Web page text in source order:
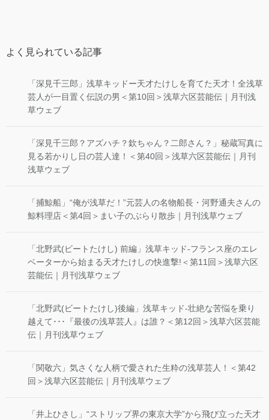
よく見られている記事
「深見千三郎」浅草キッドー天才たけしを育てた天才！全浅草
芸人が一目置く伝説の男＜第10回＞浅草六区芸能伝｜月刊浅
草ウェブ
「深見千三郎？アズハチ？欽ちゃん？二郎さん？」秘蔵写真に
見る若かりし日の芸人達！＜第40回＞浅草六区芸能伝｜月刊
浅草ウェブ
「捕鯨船」“俺が浅草だ！”元芸人の名物船長・河野通夫さんの
鯨料理店＜第4回＞まい子のぶらり散歩｜月刊浅草ウェブ
「北野武(ビートたけし) 前編」浅草キッド-フランス座のエレ
ベーターから始まる天才たけしの快進撃!＜第11回＞浅草六区
芸能伝｜月刊浅草ウェブ
「北野武(ビートたけし)後編」浅草キッド-壮絶な苦悩を乗り
越えて･･･『最後の浅草芸人』は誰？＜第12回＞浅草六区芸能
伝｜月刊浅草ウェブ
「関敬六」気さくな人柄で愛された生粋の浅草芸人！＜第42
回＞浅草六区芸能伝｜月刊浅草ウェブ
「井上ひさし」“ストリップ界の東京大学”から飛び立った天才